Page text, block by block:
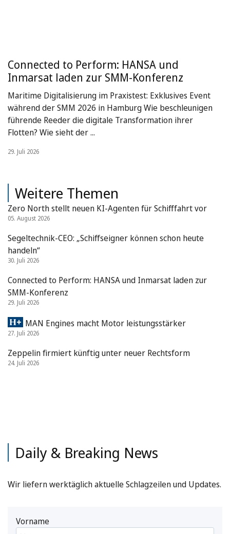
Connected to Perform: HANSA und
Inmarsat laden zur SMM-Konferenz
Maritime Digitalisierung im Praxistest: Exklusives Event
während der SMM 2026 in Hamburg Wie beschleunigen
führende Reeder die digitale Transformation ihrer
Flotten? Wie sieht der ...
29. Juli 2026
Weitere Themen
Zero North stellt neuen KI-Agenten für Schifffahrt vor
05. August 2026
Segeltechnik-CEO: „Schiffseigner können schon heute
handeln“
30. Juli 2026
Connected to Perform: HANSA und Inmarsat laden zur
SMM-Konferenz
29. Juli 2026
MAN Engines macht Motor leistungsstärker
27. Juli 2026
Zeppelin firmiert künftig unter neuer Rechtsform
24. Juli 2026
Daily & Breaking News
Wir liefern werktäglich aktuelle Schlagzeilen und Updates.
Vorname